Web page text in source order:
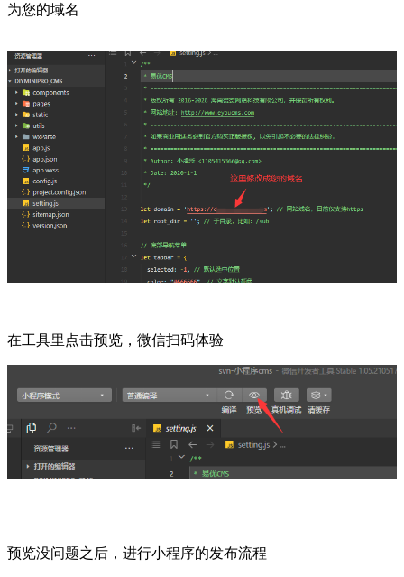
为您的域名
在工具里点击预览，微信扫码体验
预览没问题之后，进行小程序的发布流程